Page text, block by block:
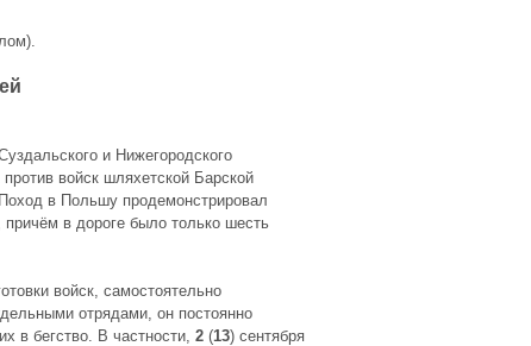
и Нижегородского
войск шляхетской Барской
в Польшу продемонстрировал
причём в дороге было только шесть
войск, самостоятельно
отрядами, он постоянно
в бегство. В частности, 2 (13) сентября